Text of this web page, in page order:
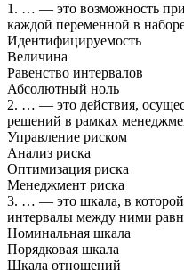
1. … — это возможность
каждой переменной в
Идентифицируемость
Величина
Равенство интервалов
Абсолютный ноль
2. … — это действия,
решений в рамках
Управление риском
Анализ риска
Оптимизация риска
Менеджмент риска
3. … — это шкала, в
интервалы между ними
Номинальная шкала
Порядковая шкала
Шкала отношений